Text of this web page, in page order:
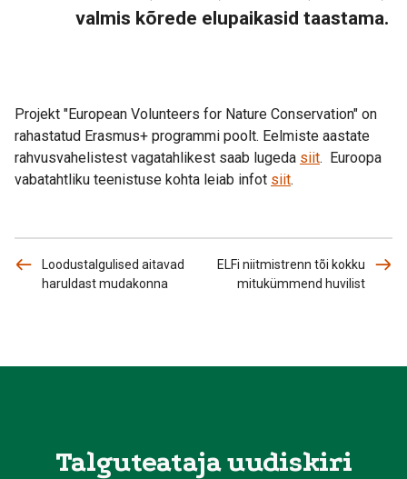
valmis kõrede elupaikasid taastama.
Projekt "European Volunteers for Nature Conservation" on
rahastatud Erasmus+ programmi poolt. Eelmiste aastate
rahvusvahelistest vagatahlikest saab lugeda siit. Euroopa
vabatahtliku teenistuse kohta leiab infot siit.
Loodustalgulised aitavad
haruldast mudakonna
ELFi niitmistrenn tõi kokku
mitukümmend huvilist
Talguteataja uudiskiri